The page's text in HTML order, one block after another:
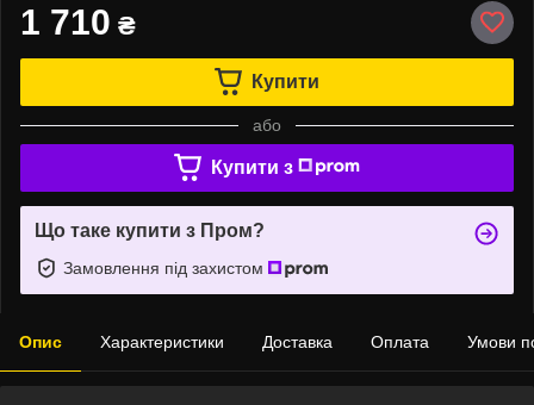
1 710 ₴
Купити
або
Купити з
Що таке купити з Пром?
Замовлення під захистом
Опис Характеристики Доставка Оплата Умови